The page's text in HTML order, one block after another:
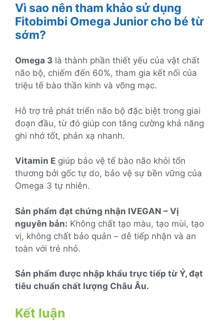
Vì sao nên tham khảo sử dụng
Fitobimbi Omega Junior cho bé từ
sớm?
Omega 3 là thành phần thiết yếu của vật chất
não bộ, chiếm đến 60%, tham gia kết nối của
triệu tế bào thần kinh và võng mạc.
Hỗ trợ trẻ phát triển não bộ đặc biệt trong giai
đoạn đầu, từ đó giúp con tăng cường khả năng
ghi nhớ tốt, phản xạ nhanh.
Vitamin E giúp bảo vệ tế bào não khỏi tổn
thương bởi gốc tự do, bảo vệ sự bền vững của
Omega 3 tự nhiên.
Sản phẩm đạt chứng nhận IVEGAN – Vị
nguyên bản: Không chất tạo màu, tạo mùi, tạo
vị, không chất bảo quản – dễ tiếp nhận và an
toàn với trẻ nhỏ.
Sản phẩm được nhập khẩu trực tiếp từ Ý, đạt
tiêu chuẩn chất lượng Châu Âu.
Kết luận